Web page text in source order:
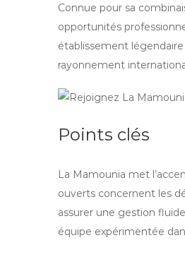
Connue pour sa
opportunités
établissement
rayonnement
Points clés
La Mamounia met
ouverts concernent les
assurer une gestion
équipe expérimentée